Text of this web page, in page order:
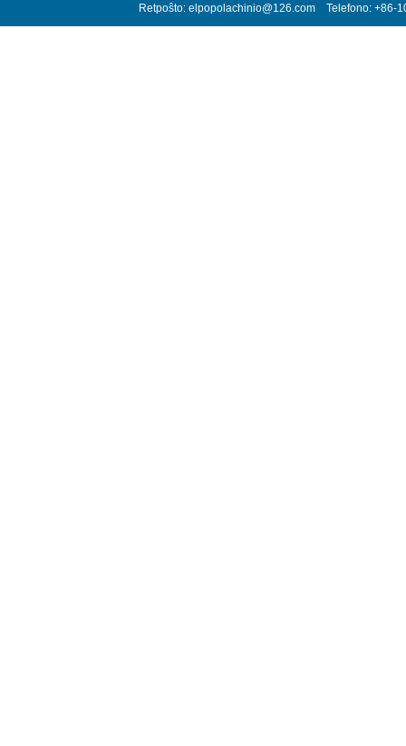
Retpoŝto: elpopolachinio@126.com Telefono: +86-